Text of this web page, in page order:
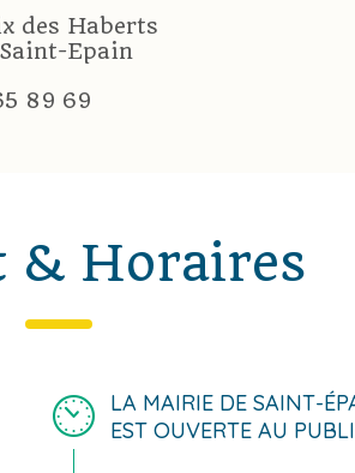
des Haberts
Epain
89 69
& Horaires
LA MAIRIE DE SAINT-
EST OUVERTE AU